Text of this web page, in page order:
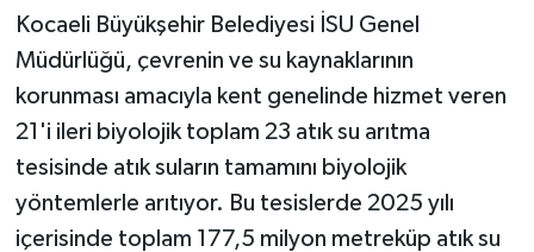
Kocaeli Büyükşehir Belediyesi İSU Genel
Müdürlüğü, çevrenin ve su kaynaklarının
korunması amacıyla kent genelinde hizmet veren
21'i ileri biyolojik toplam 23 atık su arıtma
tesisinde atık suların tamamını biyolojik
yöntemlerle arıtıyor. Bu tesislerde 2025 yılı
içerisinde toplam 177,5 milyon metreküp atık su